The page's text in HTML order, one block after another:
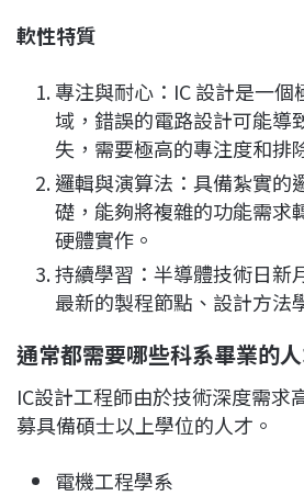
軟性特質
專注與耐心：IC 設計是一個
域，錯誤的電路設計可能導
失，需要極高的專注度和排
邏輯與演算法：具備紮實的
礎，能夠將複雜的功能需求
硬體實作。
持續學習：半導體技術日新
最新的製程節點、設計方法
通常都需要哪些科系畢業的人
IC設計工程師由於技術深度需求
募具備碩士以上學位的人才。
電機工程學系